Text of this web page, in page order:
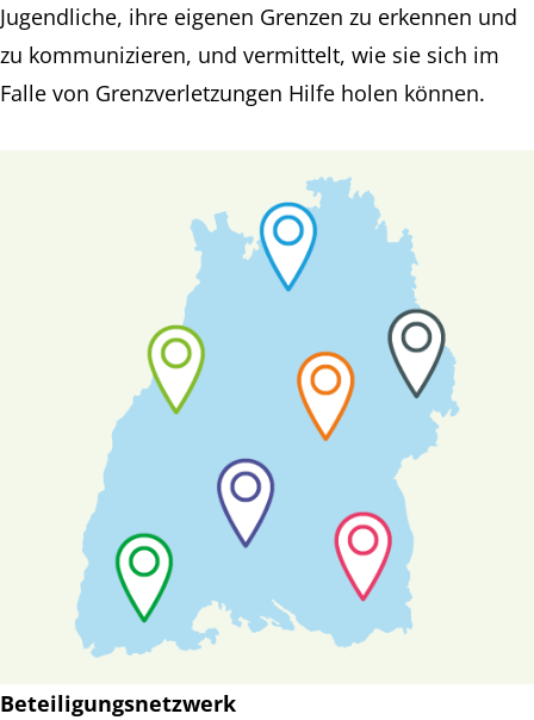
Jugendliche, ihre eigenen Grenzen zu erkennen und
zu kommunizieren, und vermittelt, wie sie sich im
Falle von Grenzverletzungen Hilfe holen können.
Beteiligungsnetzwerk